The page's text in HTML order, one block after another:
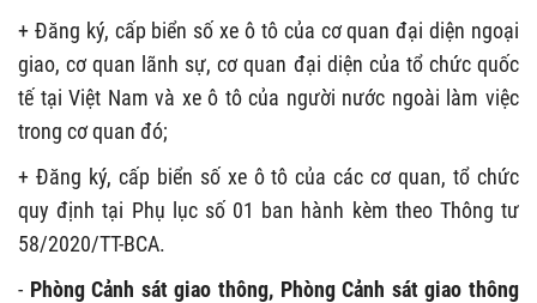
+ Đăng ký, cấp biển số xe ô tô của cơ quan đại diện ngoại
giao, cơ quan lãnh sự, cơ quan đại diện của tổ chức quốc
tế tại Việt Nam và xe ô tô của người nước ngoài làm việc
trong cơ quan đó;
+ Đăng ký, cấp biển số xe ô tô của các cơ quan, tổ chức
quy định tại Phụ lục số 01 ban hành kèm theo Thông tư
58/2020/TT-BCA.
- Phòng Cảnh sát giao thông, Phòng Cảnh sát giao thông